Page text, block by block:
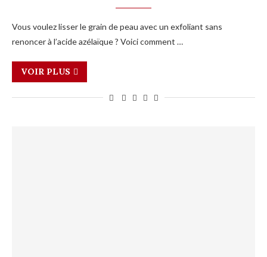
Vous voulez lisser le grain de peau avec un exfoliant sans
renoncer à l’acide azélaïque ? Voici comment …
VOIR PLUS